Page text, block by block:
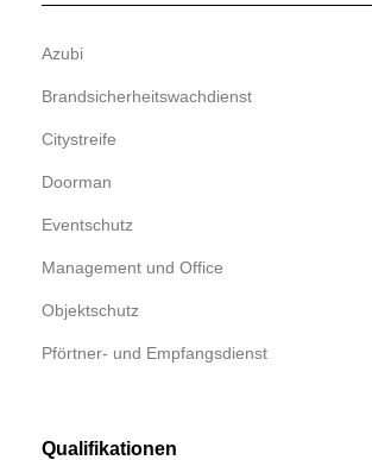
Azubi
Brandsicherheitswachdienst
Citystreife
Doorman
Eventschutz
Management und Office
Objektschutz
Pförtner- und Empfangsdienst
Qualifikationen